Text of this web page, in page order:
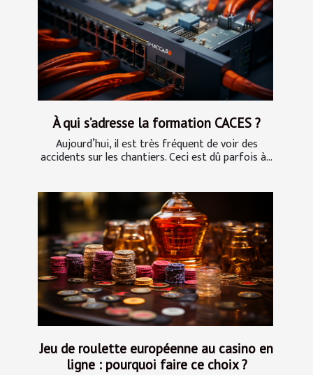
À qui s’adresse la formation CACES ?
Aujourd’hui, il est très fréquent de voir des
accidents sur les chantiers. Ceci est dû parfois à...
Jeu de roulette européenne au casino en
ligne : pourquoi faire ce choix ?